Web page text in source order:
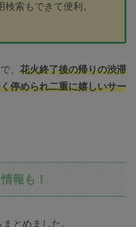
索もできて便利。
、 花火終了後の帰りの渋滞
停められ二重に嬉しいサー
報も！
とめました。